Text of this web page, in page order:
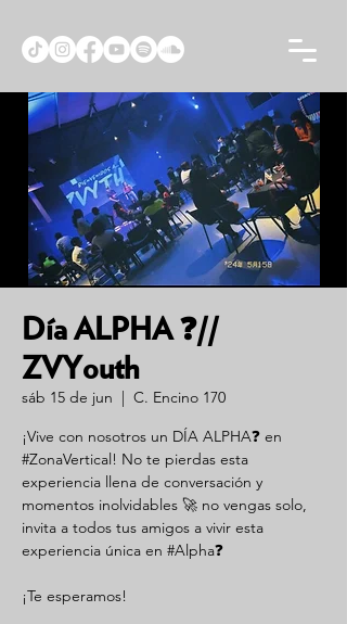
Día ALPHA ❓//
ZVYouth
sáb 15 de jun
  |
C. Encino 170
¡Vive con nosotros un DÍA ALPHA❓ en
#ZonaVertical! No te pierdas esta
experiencia llena de conversación y
momentos inolvidables 🚀 no vengas solo,
invita a todos tus amigos a vivir esta
experiencia única en #Alpha❓
¡Te esperamos!